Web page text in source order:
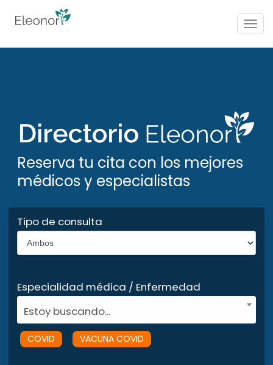
Reserva tu cita con los mejores
médicos y especialistas
Tipo de consulta
Especialidad médica / Enfermedad
Estoy buscando...
COVID VACUNA COVID